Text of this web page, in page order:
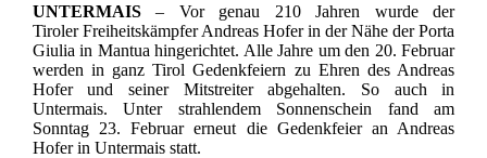
UNTERMAIS– Vor genau 210 Jahren wurde der
TirolerFreiheitskämpfer Andreas Hoferin der Nähe der Porta
Giulia in Mantua hingerichtet. Alle Jahre um den 20. Februar
werden in ganz Tirol Gedenkfeiern zu Ehren des Andreas
Hofer und seiner Mitstreiter abgehalten. So auch in
Untermais. Unter strahlendem Sonnenschein fand am
Sonntag 23. Februar erneut die Gedenkfeier an Andreas
Hofer in Untermais statt.